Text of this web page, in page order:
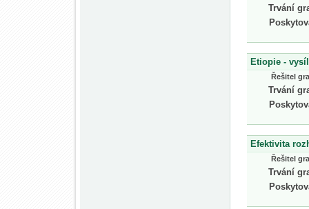
Trvání
Etiopie -
Řešitel
Trvání
Efektivita
Řešitel
Trvání